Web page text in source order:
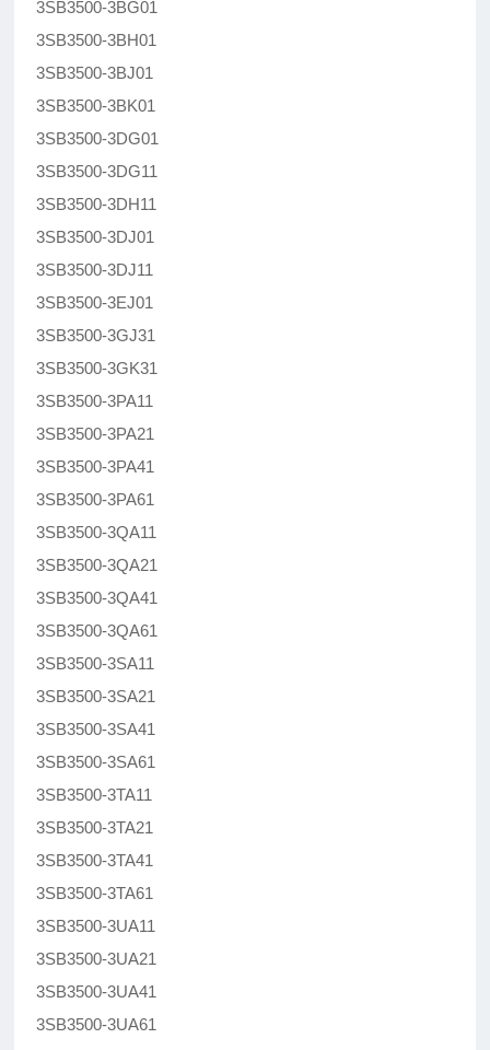
3SB3500-3BG01
3SB3500-3BH01
3SB3500-3BJ01
3SB3500-3BK01
3SB3500-3DG01
3SB3500-3DG11
3SB3500-3DH11
3SB3500-3DJ01
3SB3500-3DJ11
3SB3500-3EJ01
3SB3500-3GJ31
3SB3500-3GK31
3SB3500-3PA11
3SB3500-3PA21
3SB3500-3PA41
3SB3500-3PA61
3SB3500-3QA11
3SB3500-3QA21
3SB3500-3QA41
3SB3500-3QA61
3SB3500-3SA11
3SB3500-3SA21
3SB3500-3SA41
3SB3500-3SA61
3SB3500-3TA11
3SB3500-3TA21
3SB3500-3TA41
3SB3500-3TA61
3SB3500-3UA11
3SB3500-3UA21
3SB3500-3UA41
3SB3500-3UA61